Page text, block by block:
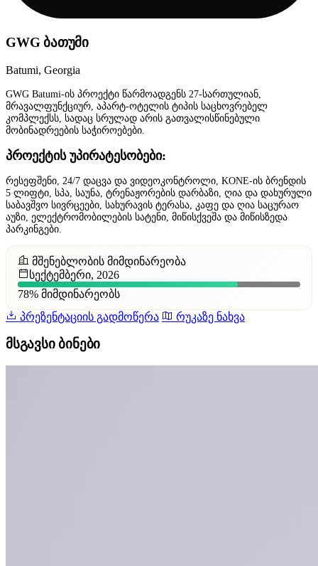
GWG ბათუმი
Batumi, Georgia
GWG Batumi-ის პროექტი წარმოადგენს 27-სართულიან,
მრავალფუნქციურ, აპარტ-ოტელის ტიპის საცხოვრებელ
კომპლექსს, სადაც სრულად არის გათვალისწინებული
მობინადრეების საჭიროებები.
პროექტის უპირატესობები:
რესეფშენი, 24/7 დაცვა და ვიდეოკონტროლი, KONE-ის ბრენდის
5 ლიფტი, სპა, საუნა, ტრენაჟორების დარბაზი, ღია და დახურული
საბავშვო სივრცეები, სახურავის ტერასა, კაფე და ღია საცურაო
აუზი, ელექტრომობილების სატენი, მიწისქვეშა და მიწისზედა
პარკინგები.
მშენებლობის მიმდინარეობა
სექტემბერი, 2026
78% მიმდინარეობს
პრეზენტაციის გადმოწერა
რუკაზე ნახვა
მსგავსი ბინები